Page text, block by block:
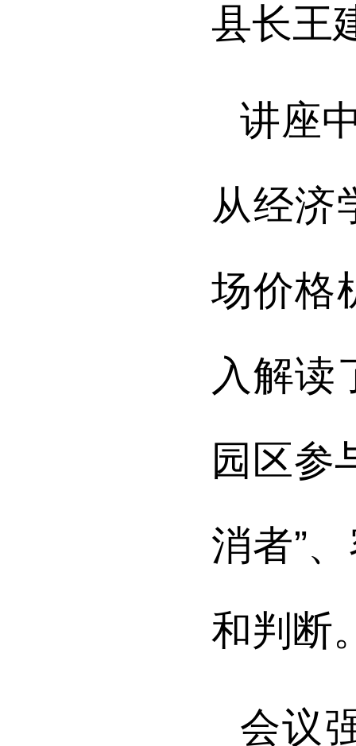
县长王
讲座
从经济
场价格
入解读
园区参
消者”
和判断
会议